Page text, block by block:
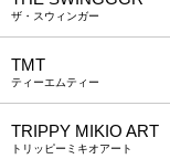
ザ・スウィンガー
TMT
ティーエムティー
TRIPPY MIKIO ART
トリッピーミキオアート